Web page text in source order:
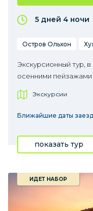
5 дней 4 ночи
Остров Ольхон
Экскурсионный тур,
осенними
Экскурсии
Ближайшие даты
показать тур
ИДЕТ НАБОР